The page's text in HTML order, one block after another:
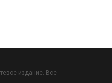
издание. Все